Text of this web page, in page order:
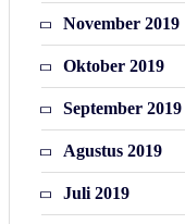
November 2019
Oktober 2019
September 2019
Agustus 2019
Juli 2019